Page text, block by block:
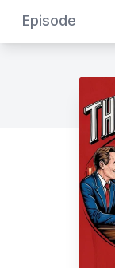
Episode